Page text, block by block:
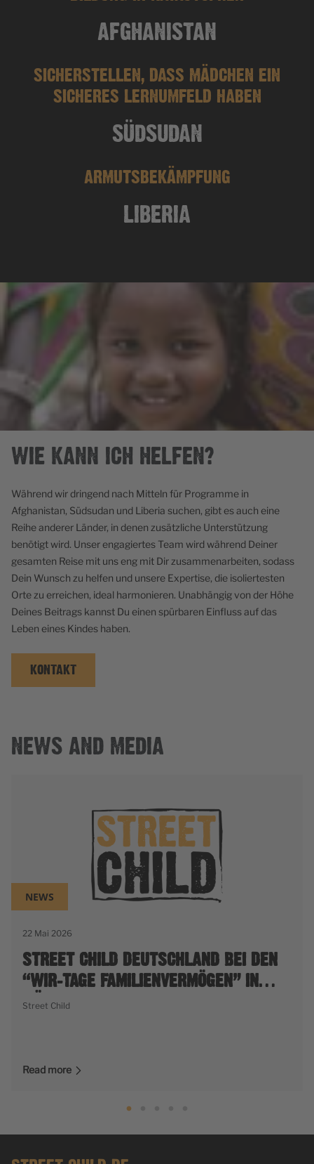
AFGHANISTAN
SICHERSTELLEN, DASS MÄDCHEN EIN
SICHERES LERNUMFELD HABEN
SÜDSUDAN
ARMUTSBEKÄMPFUNG
LIBERIA
WIE KANN ICH HELFEN?
Während wir dringend nach Mitteln für Programme in
Afghanistan, Südsudan und Liberia suchen, gibt es auch eine
Reihe anderer Länder, in denen zusätzliche Unterstützung
benötigt wird. Unser engagiertes Team wird während Deiner
gesamten Reise mit uns eng mit Dir zusammenarbeiten, sodass
Dein Wunsch zu helfen und unsere Expertise, die isoliertesten
Orte zu erreichen, ideal harmonieren. Unabhängig von der Höhe
Deines Beitrags kannst Du einen spürbaren Einfluss auf das
Leben eines Kindes haben.
KONTAKT
NEWS AND MEDIA
NEWS
22 Mai 2026
STREET CHILD DEUTSCHLAND BEI DEN
“WIR-TAGE FAMILIENVERMÖGEN” IN
MÜNCHEN
Street Child
Read more